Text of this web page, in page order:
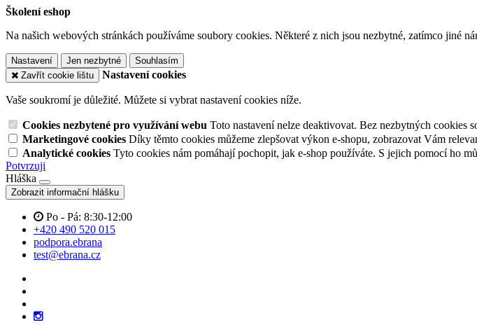
Školení eshop
Na našich webových stránkách používáme soubory cookies. Některé z nich jsou nezbytné, zatímco jiné
Nastavení Jen nezbytné
Souhlasím
Zavřít cookie lištu
Nastavení cookies
Vaše soukromí je důležité. Můžete si vybrat nastavení cookies níže.
Cookies nezbytené pro využívání webu Toto nastavení nelze deaktivovat. Bez nezbytných cookies
Marketingové cookies Díky těmto cookies můžeme zlepšovat výkon e-shopu, zobrazovat Vám
Analytické cookies Tyto cookies nám pomáhají pochopit, jak e-shop používáte. S jejich pomocí ho
Potvrzuji
Hláška
Zobrazit informační hlášku
Po - Pá: 8:30-12:00
+420 490 520 015
podpora.ebrana
test@ebrana.cz